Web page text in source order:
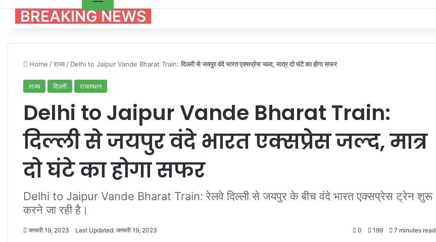
BREAKING NEWS
Home /राज्य / Delhi to Jaipur Vande Bharat Train: दिल्ली से जयपुर वंदे भारत एक्सप्रेस जल्द, मात्र दो घंटे का होगा सफर
राज्य दिल्ली राजस्थान
Delhi to Jaipur Vande Bharat Train:
दिल्ली से जयपुर वंदे भारत एक्सप्रेस जल्द, मात्र
दो घंटे का होगा सफर
Delhi to Jaipur Vande Bharat Train: रेलवे दिल्ली से जयपुर के बीच वंदे भारत एक्सप्रेस ट्रेन शुरू
करने जा रही है।
जनवरी 19, 2023 Last Updated: जनवरी 19, 2023 0 199 7 minutes read